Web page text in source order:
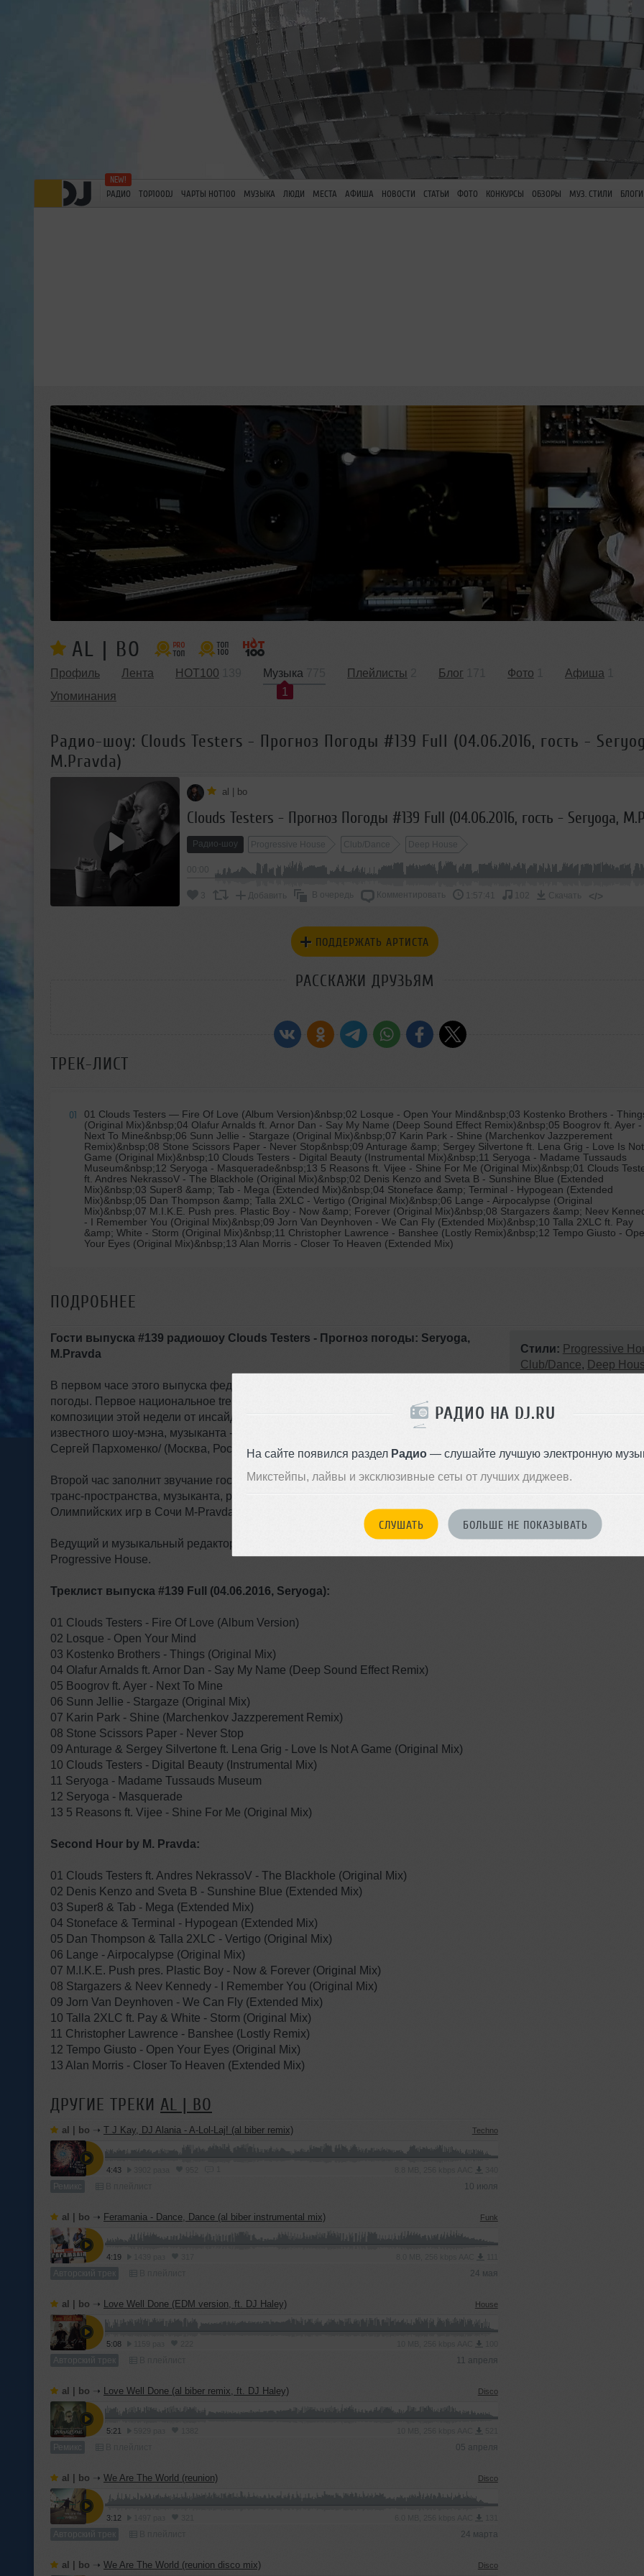
РАДИО НА DJ.RU
На сайте появился раздел Радио— слушайте лучшую электронную
Микстейпы, лайвы и эксклюзивные сеты от лучших диджеев.
СЛУШАТЬ БОЛЬШЕ НЕ ПОКАЗЫВАТЬ
РАДИО TOP100DJ ЧАРТЫ HOT100 МУЗЫКА ЛЮДИ МЕСТА АФИША НОВОСТИ СТАТЬИ ФОТО КОНКУРСЫ ОБЗОРЫ МУЗ. СТИЛИ БЛОГИ
AL | BO
Профиль Лента HOT100
Музыка
1
Плейлисты Блог Фото Афиша
Упоминания
Радио-шоу: Clouds Testers - Прогноз Погоды #139 Full (04.06.2016, гость -
M.Pravda)
al | bo
Радио-шоу Progressive House Club/Dance Deep House
3 Добавить В очередь Комментировать 1:57:41 102 Скачать </>
ПОДДЕРЖАТЬ АРТИСТА
РАССКАЖИ ДРУЗЬЯМ
ТРЕК-ЛИСТ
01 01 Clouds Testers — Fire Of Love (Album Version)&nbsp;02 Losque - Open Your Mind&nbsp;03 Kostenko Brothers -
(Original Mix)&nbsp;04 Olafur Arnalds ft. Arnor Dan - Say My Name (Deep Sound Effect Remix)&nbsp;05 Boogrov ft. Ayer -
Next To Mine&nbsp;06 Sunn Jellie - Stargaze (Original Mix)&nbsp;07 Karin Park - Shine (Marchenkov Jazzperement
Remix)&nbsp;08 Stone Scissors Paper - Never Stop&nbsp;09 Anturage &amp; Sergey Silvertone ft. Lena Grig - Love Is
Game (Original Mix)&nbsp;10 Clouds Testers - Digital Beauty (Instrumental Mix)&nbsp;11 Seryoga - Madame Tussauds
Museum&nbsp;12 Seryoga - Masquerade&nbsp;13 5 Reasons ft. Vijee - Shine For Me (Original Mix)&nbsp;01 Clouds
ft. Andres NekrassoV - The Blackhole (Original Mix)&nbsp;02 Denis Kenzo and Sveta B - Sunshine Blue (Extended
Mix)&nbsp;03 Super8 &amp; Tab - Mega (Extended Mix)&nbsp;04 Stoneface &amp; Terminal - Hypogean (Extended
Mix)&nbsp;05 Dan Thompson &amp; Talla 2XLC - Vertigo (Original Mix)&nbsp;06 Lange - Airpocalypse (Original
Mix)&nbsp;07 M.I.K.E. Push pres. Plastic Boy - Now &amp; Forever (Original Mix)&nbsp;08 Stargazers &amp; Neev
- I Remember You (Original Mix)&nbsp;09 Jorn Van Deynhoven - We Can Fly (Extended Mix)&nbsp;10 Talla 2XLC ft. Pay
&amp; White - Storm (Original Mix)&nbsp;11 Christopher Lawrence - Banshee (Lostly Remix)&nbsp;12 Tempo Giusto -
Your Eyes (Original Mix)&nbsp;13 Alan Morris - Closer To Heaven (Extended Mix)
ПОДРОБНЕЕ
Гости выпуска #139 радиошоу Clouds Testers - Прогноз погоды: Seryoga,
M.Pravda
В первом часе этого выпуска федерального радиошоу Clouds Testers - "Прогноз
погоды. Первое национальное trend-радиошоу" - актуальные национальные
композиции этой недели от инсайдеров ночных клубов + специальное интервью
известного шоу-мэна, музыканта - хитмейкера: рэппера и вокалиста Seryoga /
Сергей Пархоменко/ (Москва, Россия).
Второй час заполнит звучание гостевого микса от видного деятеля национального
транс-пространства, музыканта, ремиксмейкера, официального диджея
Олимпийских игр в Сочи M-Pravda (Москва, Россия).
Ведущий и музыкальный редактор радиошоу - Николай Вовк. Стиль недели -
Progressive House.
Треклист выпуска #139 Full (04.06.2016, Seryoga):
01 Clouds Testers - Fire Of Love (Album Version)
02 Losque - Open Your Mind
03 Kostenko Brothers - Things (Original Mix)
04 Olafur Arnalds ft. Arnor Dan - Say My Name (Deep Sound Effect Remix)
05 Boogrov ft. Ayer - Next To Mine
06 Sunn Jellie - Stargaze (Original Mix)
07 Karin Park - Shine (Marchenkov Jazzperement Remix)
08 Stone Scissors Paper - Never Stop
09 Anturage & Sergey Silvertone ft. Lena Grig - Love Is Not A Game (Original Mix)
10 Clouds Testers - Digital Beauty (Instrumental Mix)
11 Seryoga - Madame Tussauds Museum
12 Seryoga - Masquerade
13 5 Reasons ft. Vijee - Shine For Me (Original Mix)
Second Hour by M. Pravda:
01 Clouds Testers ft. Andres NekrassoV - The Blackhole (Original Mix)
02 Denis Kenzo and Sveta B - Sunshine Blue (Extended Mix)
03 Super8 & Tab - Mega (Extended Mix)
04 Stoneface & Terminal - Hypogean (Extended Mix)
05 Dan Thompson & Talla 2XLC - Vertigo (Original Mix)
06 Lange - Airpocalypse (Original Mix)
07 M.I.K.E. Push pres. Plastic Boy - Now & Forever (Original Mix)
08 Stargazers & Neev Kennedy - I Remember You (Original Mix)
09 Jorn Van Deynhoven - We Can Fly (Extended Mix)
10 Talla 2XLC ft. Pay & White - Storm (Original Mix)
11 Christopher Lawrence - Banshee (Lostly Remix)
12 Tempo Giusto - Open Your Eyes (Original Mix)
13 Alan Morris - Closer To Heaven (Extended Mix)
ДРУГИЕ ТРЕКИ AL | BO
al | bo ➝ T J Kay, DJ Alania - A-Lol-Laj! (al biber remix) Techno
4:43
Ремикс 10 июля
al | bo ➝ Feramania - Dance, Dance (al biber instrumental mix) Funk
4:19
Авторский трек 24 мая
al | bo ➝ Love Well Done (EDM version, ft. DJ Haley) House
5:08
Авторский трек 11 апреля
al | bo ➝ Love Well Done (al biber remix, ft. DJ Haley) Disco
5:21
Ремикс 05 апреля
al | bo ➝ We Are The World (reunion) Disco
3:12
Авторский трек 24 марта
al | bo ➝ We Are The World (reunion disco mix) Disco
Стили: Progressive
Club/Dance, Deep
BPM: 115 — 135